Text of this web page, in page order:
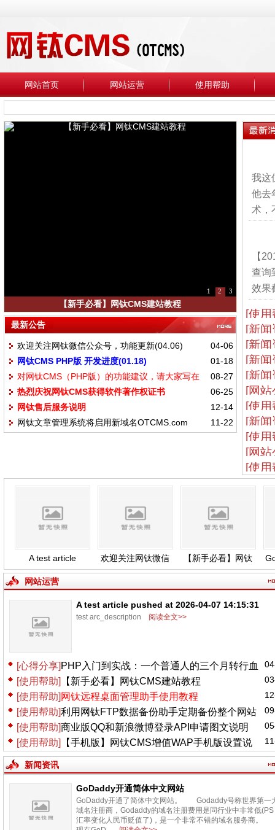
网站首页 网站运营 使用帮助
1 2 3
【新手必看】网钛CMS建站教程
最新公告
04-06
欢迎关注网钛微信公众号，功能更新(04.06)
01-18
网钛CMS PHP版 开发进度(01.18)
08-27
对网钛CMS（PHP版）的功能建议，请大家写在
这里
06-25
热烈庆祝网钛CMS获得软件著作权证书
12-14
网钛售后服务说明
11-22
网钛文章管理系统将启用新域名OTCMS.com
我这
他去
术，
【
查询
效果
[使
[新
[新
[新
[新
[网
[使
[新
[使
[网
[使
A test article
pushed at 2026-
04-07 14:15:31
欢迎关注网钛微信
公众号，功能更新
【新手必看】网钛
CMS建站教程
网站运营
A test article pushed at 2026-04-07 14:15:31
test arc_description 阅读全文>>
[心得分享]PHP入门到实战：一个普通人的三个月转行血
泪史
[使用帮助] 【新手必看】网钛CMS建站教程
[使用帮助]网钛远程桌面管理助手使用教程
[使用帮助]利用网钛FTP数据备份助手定期备份整个网站
[使用帮助]商业版QQ和新浪微博登录API申请图文说明
[使用帮助] 【手机版】网钛CMS增值WAP手机版设置说
明新闻资讯
GoDaddy开通简体中文网站
GoDaddy开通了简体中文网站。 Godaddy号称世界第一
域名注册商，Godaddy的域名注册费用是同行业中非常低
汇率变化人民币贬值了)，是一个非常不错的域名服务商